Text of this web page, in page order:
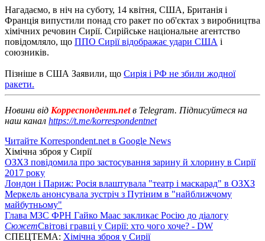
Нагадаємо, в ніч на суботу, 14 квітня, США, Британія і
Франція випустили понад сто ракет по об'єктах з виробництва
хімічних речовин Сирії. Сирійське національне агентство
повідомляло, що ППО Сирії відображає удари США і
союзників.
Пізніше в США Заявили, що Сирія і РФ не збили жодної
ракети.
Новини від Корреспондент.netв Telegram. Підписуйтеся на
наш канал https://t.me/korrespondentnet
Читайте Korrespondent.net в Google News
Хімічна зброя у Сирії
ОЗХЗ повідомила про застосування зарину й хлорину в Сирії
2017 року
Лондон і Париж: Росія влаштувала "театр і маскарад" в ОЗХЗ
Меркель анонсувала зустріч з Путіним в "найближчому
майбутньому"
Глава МЗС ФРН Гайко Маас закликає Росію до діалогу
СюжетСвітові гравці у Сирії: хто чого хоче? - DW
СПЕЦТЕМА: Хімічна зброя у Сирії